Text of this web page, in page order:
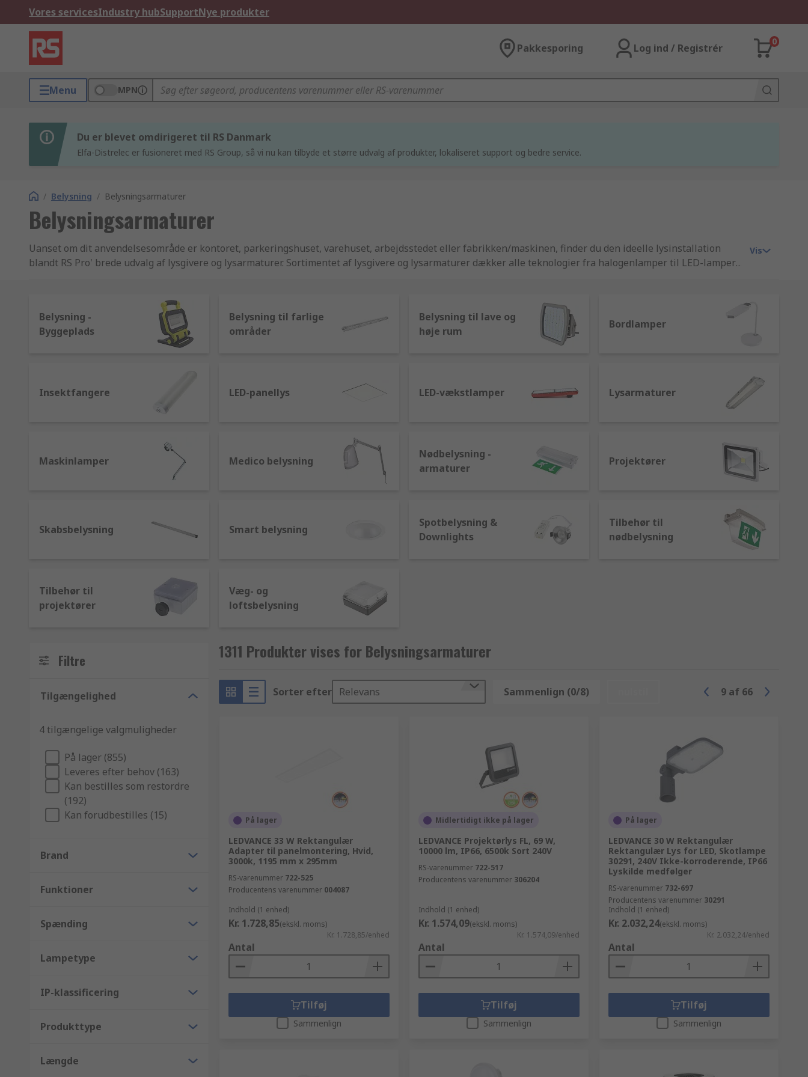
Vores servicesIndustry hubSupportNye produkter
Pakkesporing Log ind / Registrér
0
Menu MPN
Du er blevet omdirigeret til RS Danmark
Elfa-Distrelec er fusioneret med RS Group, så vi nu kan tilbyde et større udvalg af produkter, lokaliseret support og bedre service.
/ Belysning / Belysningsarmaturer
Belysningsarmaturer
Uanset om dit anvendelsesområde er kontoret, parkeringshuset, varehuset, arbejdsstedet eller fabrikken/maskinen, finder du den ideelle lysinstallation
blandt RS Pro' brede udvalg af lysgivere og lysarmaturer. Sortimentet af lysgivere og lysarmaturer dækker alle teknologier fra halogenlamper til LED-lamper,
Vis
Belysning -
Byggeplads
Belysning til farlige
områder
Belysning til lave og
høje rum
Bordlamper
Insektfangere LED-panellys LED-vækstlamper Lysarmaturer
Maskinlamper Medico belysning
Nødbelysning -
armaturer
Projektører
Skabsbelysning Smart belysning
Spotbelysning &
Downlights
Tilbehør til
nødbelysning
Tilbehør til
projektører
Væg- og
loftsbelysning
Filtre
Tilgængelighed
4 tilgængelige valgmuligheder
På lager (855)
Leveres efter behov (163)
Kan bestilles som restordre
(192)
Kan forudbestilles (15)
Brand
Funktioner
Spænding
Lampetype
IP-klassificering
Produkttype
Længde
1311 Produkter vises for Belysningsarmaturer
Sorter efter Relevans Sammenlign (0/8) 9 af 66
På lager
LEDVANCE 33 W Rektangulær
Adapter til panelmontering, Hvid,
3000k, 1195 mm x 295mm
RS-varenummer 722-525
Producentens varenummer 004087
Indhold (1 enhed)
Kr. 1.728,85(ekskl. moms)
Kr. 1.728,85/enhed
Antal
Tilføj
Sammenlign
Midlertidigt ikke på lager
LEDVANCE Projektørlys FL, 69 W,
10000 lm, IP66, 6500k Sort 240V
RS-varenummer 722-517
Producentens varenummer 306204
Indhold (1 enhed)
Kr. 1.574,09(ekskl. moms)
Kr. 1.574,09/enhed
Antal
Tilføj
Sammenlign
På lager
LEDVANCE 30 W Rektangulær
Rektangulær Lys for LED, Skotlampe
30291, 240V Ikke-korroderende, IP66
Lyskilde medfølger
RS-varenummer 732-697
Producentens varenummer 30291
Indhold (1 enhed)
Kr. 2.032,24(ekskl. moms)
Kr. 2.032,24/enhed
Antal
Tilføj
Sammenlign